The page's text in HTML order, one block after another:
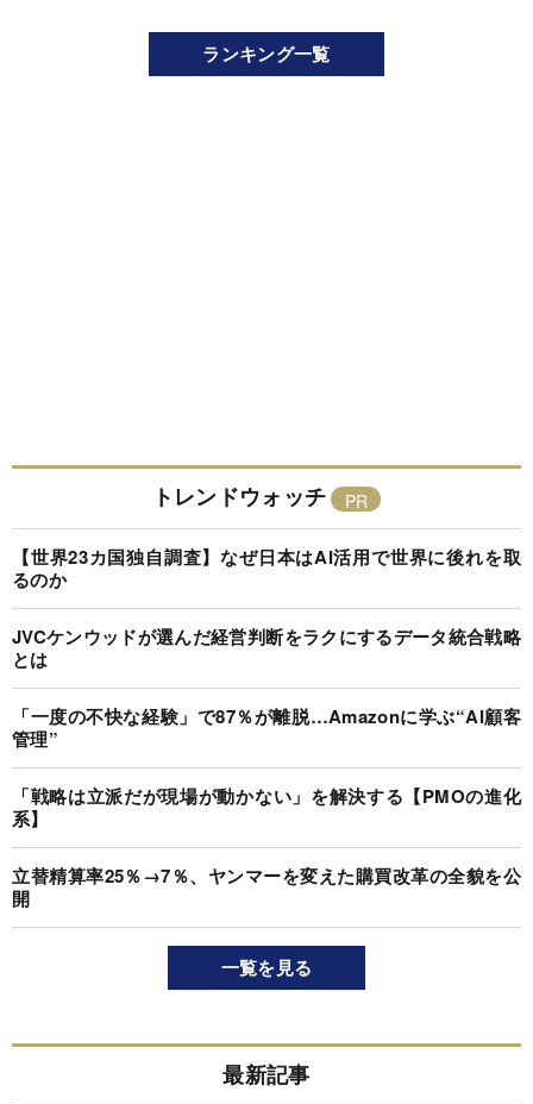
ランキング一覧
トレンドウォッチ
【世界23カ国独自調査】なぜ日本はAI活用で世界に後れを取
るのか
JVCケンウッドが選んだ経営判断をラクにするデータ統合戦略
とは
「一度の不快な経験」で87％が離脱…Amazonに学ぶ“AI顧客
管理”
「戦略は立派だが現場が動かない」を解決する【PMOの進化
系】
立替精算率25％→7％、ヤンマーを変えた購買改革の全貌を公
開
一覧を見る
最新記事